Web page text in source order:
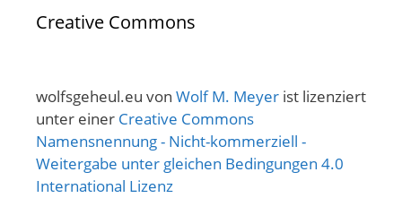
Creative Commons
wolfsgeheul.eu von Wolf M. Meyer ist lizenziert
unter einer Creative Commons
Namensnennung - Nicht-kommerziell -
Weitergabe unter gleichen Bedingungen 4.0
International Lizenz